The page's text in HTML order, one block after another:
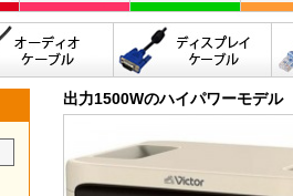
出力1500Wのハイパワーモデ